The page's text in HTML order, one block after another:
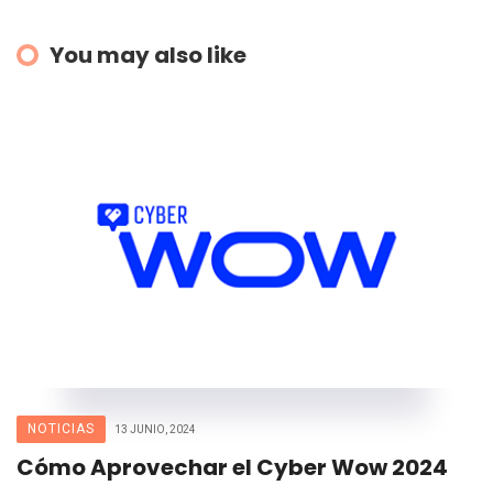
You may also like
NOTICIAS 13 JUNIO, 2024
Cómo Aprovechar el Cyber Wow 2024